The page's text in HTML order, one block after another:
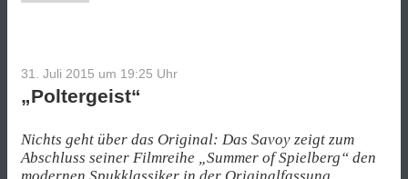
31. Juli 2015 um 19:25 Uhr
„Poltergeist“
Nichts geht über das Original: Das Savoy zeigt zum
Abschluss seiner Filmreihe „Summer of Spielberg“ den